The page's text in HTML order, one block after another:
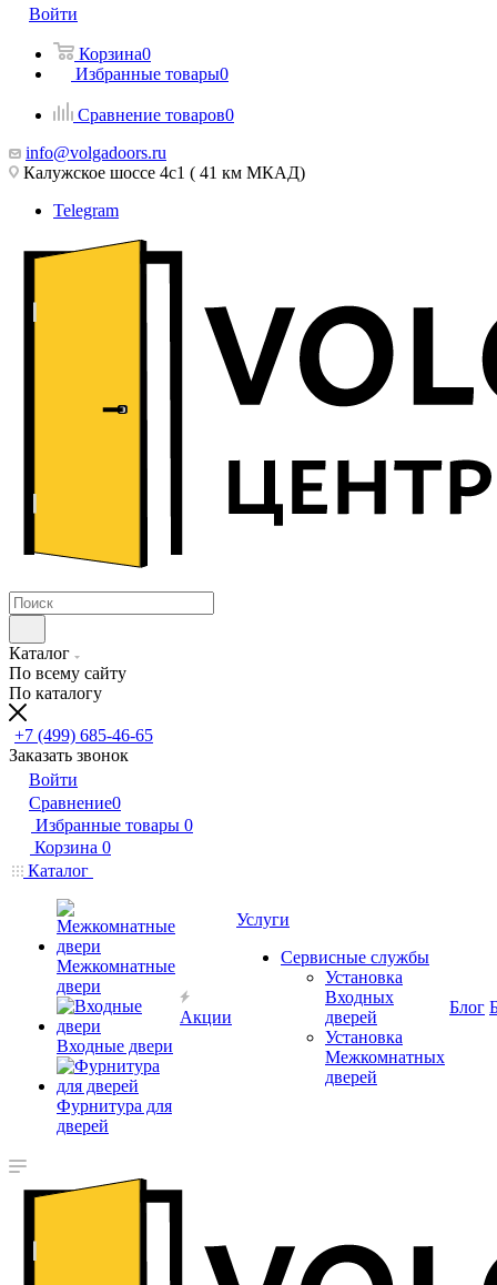
Войти
Корзина0
Избранные товары0
Сравнение товаров0
info@volgadoors.ru
Калужское шоссе 4с1 ( 41 км МКАД)
Telegram
Каталог
По всему сайту
По каталогу
+7 (499) 685-46-65
Заказать звонок
Войти
Сравнение0
Избранные товары 0
Корзина 0
Каталог
Межкомнатные
двери
Входные двери
Фурнитура для
дверей
Акции
Услуги
Сервисные службы
Установка
Входных
дверей
Установка
Межкомнатных
дверей
Блог